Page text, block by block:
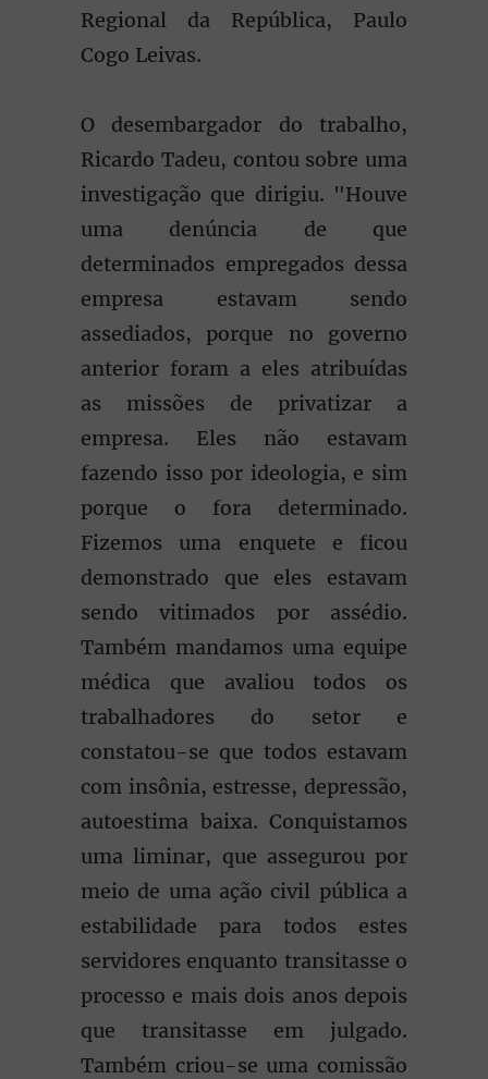
Regional da República, Paulo
Cogo Leivas.
O desembargador do trabalho,
Ricardo Tadeu, contou sobre uma
investigação que dirigiu. "Houve
uma denúncia de que
determinados empregados dessa
empresa estavam sendo
assediados, porque no governo
anterior foram a eles atribuídas
as missões de privatizar a
empresa. Eles não estavam
fazendo isso por ideologia, e sim
porque o fora determinado.
Fizemos uma enquete e ficou
demonstrado que eles estavam
sendo vitimados por assédio.
Também mandamos uma equipe
médica que avaliou todos os
trabalhadores do setor e
constatou-se que todos estavam
com insônia, estresse, depressão,
autoestima baixa. Conquistamos
uma liminar, que assegurou por
meio de uma ação civil pública a
estabilidade para todos estes
servidores enquanto transitasse o
processo e mais dois anos depois
que transitasse em julgado.
Também criou-se uma comissão